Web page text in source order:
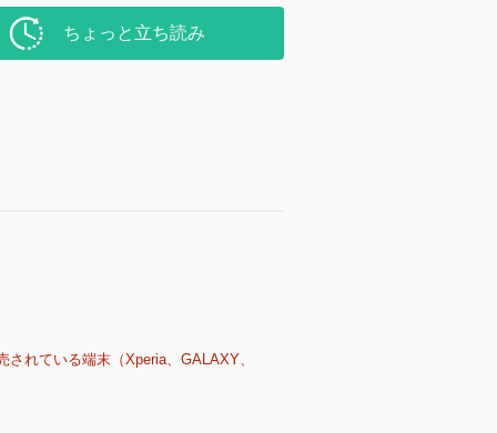
ちょっと立ち読み
れている端末（Xperia、GALAXY、